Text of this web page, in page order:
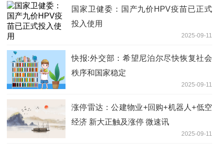
国家卫健委：国产九价HPV疫苗已正式
投入使用
2025-09-11
快报:外交部：希望尼泊尔尽快恢复社会
秩序和国家稳定
2025-09-11
涨停雷达：公建物业+回购+机器人+低空
经济 新大正触及涨停 微速讯
2025-09-11